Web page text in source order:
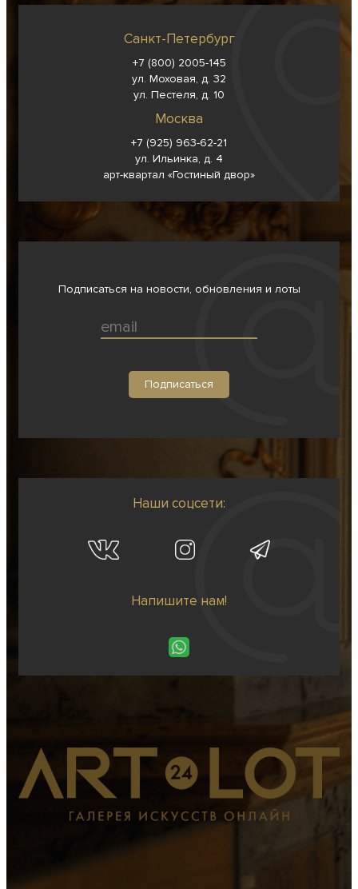
Санкт-Петербург
+7 (800) 2005-145
ул. Моховая, д. 32
ул. Пестеля, д. 10
Москва
+7 (925) 963-62-21
ул. Ильинка, д. 4
арт-квартал «Гостиный двор»
Подписаться на новости, обновления и лоты
Наши соцсети:
Напишите нам!